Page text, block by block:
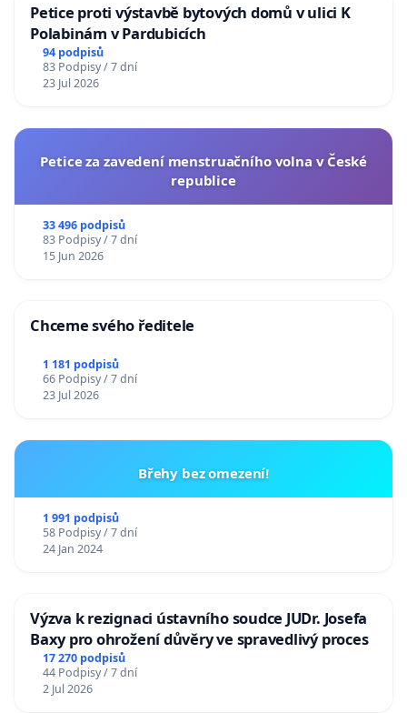
Petice proti výstavbě bytových domů v ulici K
Polabinám v Pardubicích
94 podpisů
83 Podpisy / 7 dní
23 Jul 2026
Petice za zavedení menstruačního volna v České
republice
33 496 podpisů
83 Podpisy / 7 dní
15 Jun 2026
Chceme svého ředitele
1 181 podpisů
66 Podpisy / 7 dní
23 Jul 2026
Břehy bez omezení!
1 991 podpisů
58 Podpisy / 7 dní
24 Jan 2024
Výzva k rezignaci ústavního soudce JUDr. Josefa
Baxy pro ohrožení důvěry ve spravedlivý proces
17 270 podpisů
44 Podpisy / 7 dní
2 Jul 2026